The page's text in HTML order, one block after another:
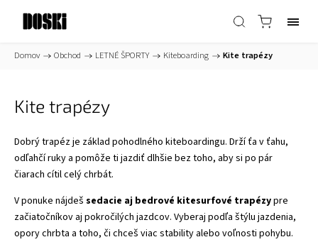
Domov / Obchod / LETNÉ ŠPORTY / Kiteboarding / Kite trapézy
Kite trapézy
Dobrý trapéz je základ pohodlného kiteboardingu. Drží ťa v ťahu,
odľahčí ruky a pomôže ti jazdiť dlhšie bez toho, aby si po pár
čiarach cítil celý chrbát.
V ponuke nájdeš sedacie aj bedrové kitesurfové trapézypre
začiatočníkov aj pokročilých jazdcov. Vyberaj podľa štýlu jazdenia,
opory chrbta a toho, či chceš viac stability alebo voľnosti pohybu.